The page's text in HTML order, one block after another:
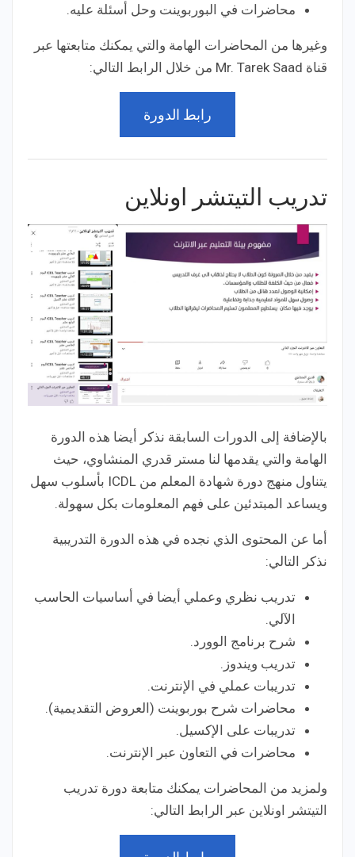
محاضرات في البوربوينت وحل أسئلة عليه.
وغيرها من المحاضرات الهامة والتي يمكنك متابعتها عبر
قناة Mr. Tarek Saad من خلال الرابط التالي:
رابط الدورة
تدريب التيتشر اونلاين
بالإضافة إلى الدورات السابقة نذكر أيضا هذه الدورة
الهامة والتي يقدمها لنا مستر قدري المنشاوي، حيث
يتناول منهج دورة شهادة المعلم من ICDL بأسلوب سهل
ويساعد المبتدئين على فهم المعلومات بكل سهولة.
أما عن المحتوى الذي نجده في هذه الدورة التدريبية
نذكر التالي:
تدريب نظري وعملي أيضا في أساسيات الحاسب
الآلي.
شرح برنامج الوورد.
تدريب ويندوز.
تدريبات عملي في الإنترنت.
محاضرات شرح بوربوينت (العروض التقديمية).
تدريبات على الإكسيل.
محاضرات في التعاون عبر الإنترنت.
ولمزيد من المحاضرات يمكنك متابعة دورة تدريب
التيتشر اونلاين عبر الرابط التالي: